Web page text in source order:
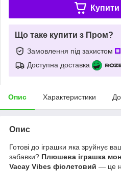
Купити
Що таке купити з Пром?
Замовлення під захистом
Доступна доставка
Опис Характеристики
Опис
Готові до іграшки яка зруйнує
забавки? Плюшева іграшка
Vacay Vibes фіолетовий — це